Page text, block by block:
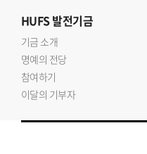
HUFS발전기금
기금 소개
명예의 전당
참여하기
이달의 기부자